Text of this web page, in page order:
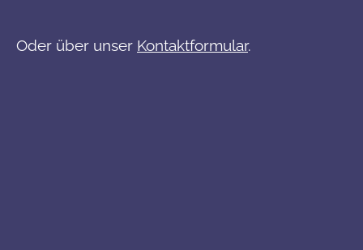
Oder über unser Kontaktformular.